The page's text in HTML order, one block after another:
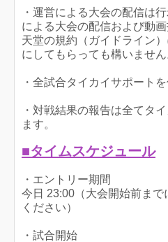
・運営による大会の配信は
による大会の配信および動
天堂の規約（ガイドライン
にしてもらっても構いません
・全試合タイカイサポートを
・対戦結果の報告は全てタ
ます。
■タイムスケジュール
・エントリー期間
今日 23:00（大会開始前まで
ください）
・試合開始